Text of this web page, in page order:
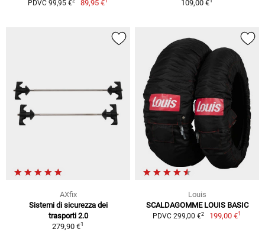
PDVC 99,95 € 89,95 € 109,00 €
AXfix
Sistemi di sicurezza dei
trasporti 2.0
279,90 €1
Louis
SCALDAGOMME LOUIS BASIC
PDVC 299,00 €2 199,00 €1